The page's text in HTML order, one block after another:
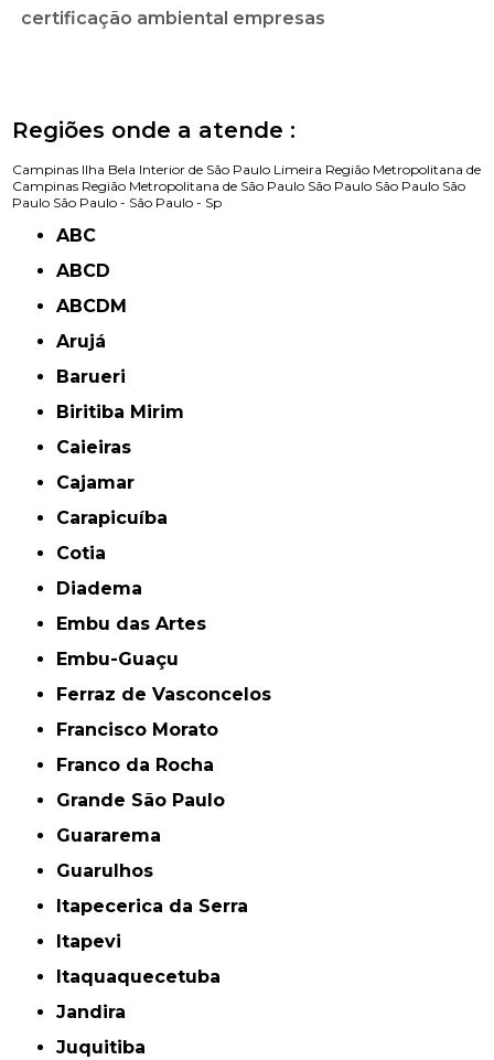
certificação ambiental empresas
Regiões onde a atende :
Campinas Ilha Bela Interior de São Paulo Limeira Região Metropolitana de
Campinas Região Metropolitana de São Paulo São Paulo São Paulo São
Paulo São Paulo - São Paulo - Sp
ABC
ABCD
ABCDM
Arujá
Barueri
Biritiba Mirim
Caieiras
Cajamar
Carapicuíba
Cotia
Diadema
Embu das Artes
Embu-Guaçu
Ferraz de Vasconcelos
Francisco Morato
Franco da Rocha
Grande São Paulo
Guararema
Guarulhos
Itapecerica da Serra
Itapevi
Itaquaquecetuba
Jandira
Juquitiba